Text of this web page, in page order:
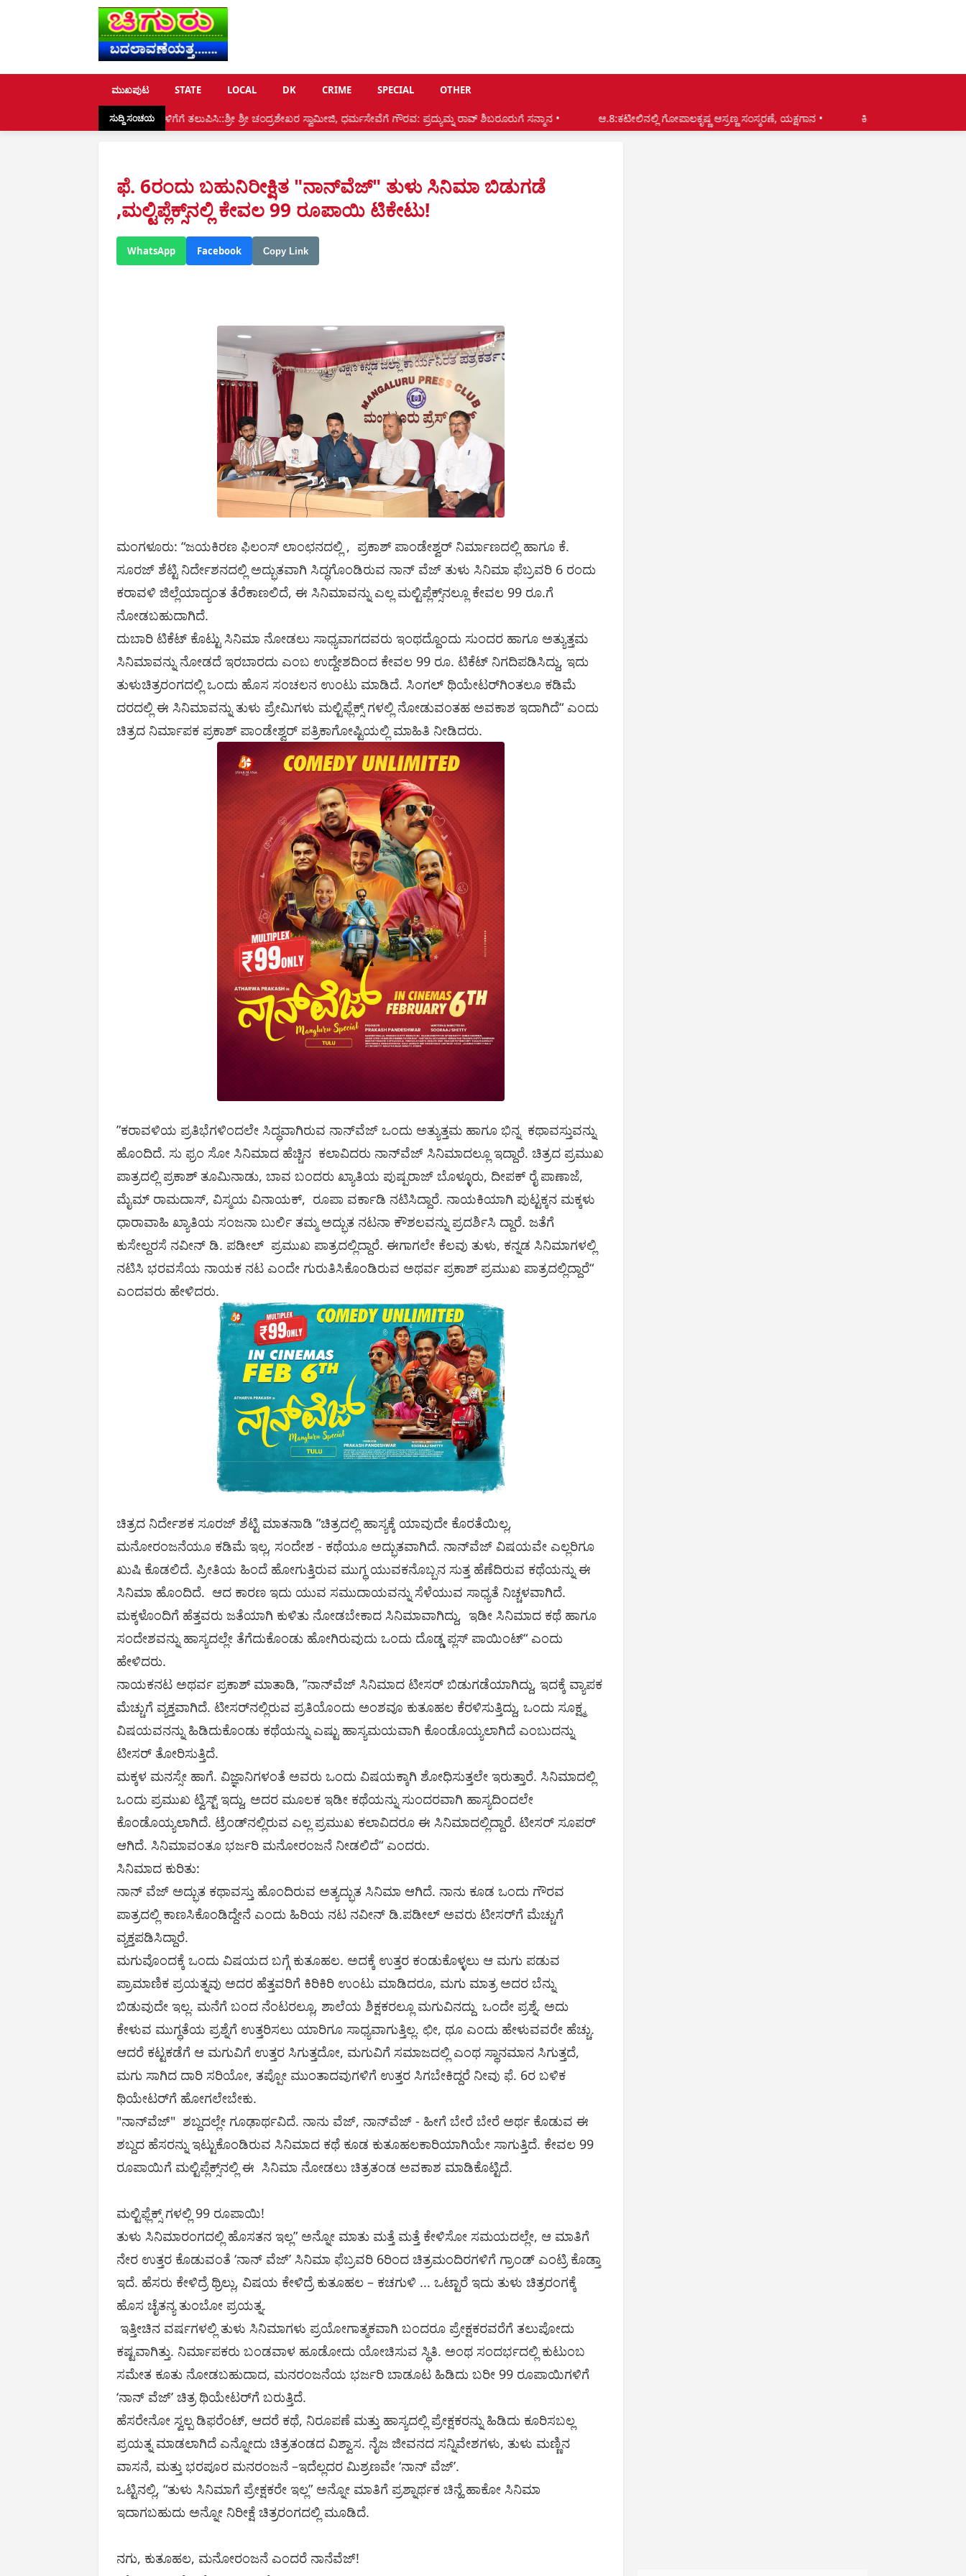
ಮುಖಪುಟ STATE LOCAL DK CRIME SPECIAL OTHER
ಸುದ್ದಿ ಸಂಚಯ
ಮುಂದಿನ ಪೀಳಿಗೆಗೆ ತಲುಪಿಸಿ::ಶ್ರೀ ಶ್ರೀ ಚಂದ್ರಶೇಖರ ಸ್ವಾಮೀಜಿ, ಧರ್ಮಸೇವೆಗೆ ಗೌರವ: ಪ್ರದ್ಯುಮ್ನ ರಾವ್ ಶಿಬರೂರುಗೆ ಸನ್ಮಾನ • ಆ.8:ಕಟೀಲಿನಲ್ಲಿ ಗೋಪಾಲಕೃಷ್ಣ ಆಸ್ರಣ್ಣ ಸಂಸ್ಮರಣೆ, ಯಕ್ಷಗಾನ • ಕಿನ್ನಿಗೋಳಿ ಟೆಂಪೋಪಾರ್ಕಿನ ಚಾಲಕ ಹಾಗೂ ಮಾಲಕರ
ಫೆ. 6ರಂದು ಬಹುನಿರೀಕ್ಷಿತ "ನಾನ್‌ವೆಜ್‌" ತುಳು ಸಿನಿಮಾ ಬಿಡುಗಡೆ
,ಮಲ್ಟಿಪ್ಲೆಕ್ಸ್‌ನಲ್ಲಿ ಕೇವಲ 99 ರೂಪಾಯಿ ಟಿಕೇಟು!
WhatsApp Facebook Copy Link
ಮಂಗಳೂರು: “ಜಯಕಿರಣ ಫಿಲಂಸ್ ಲಾಂಛನದಲ್ಲಿ , ಪ್ರಕಾಶ್ ಪಾಂಡೇಶ್ವರ್ ನಿರ್ಮಾಣದಲ್ಲಿ ಹಾಗೂ ಕೆ.
ಸೂರಜ್ ಶೆಟ್ಟಿ ನಿರ್ದೇಶನದಲ್ಲಿ ಅದ್ಭುತವಾಗಿ ಸಿದ್ಧಗೊಂಡಿರುವ ನಾನ್‌ ವೆಜ್ ತುಳು ಸಿನಿಮಾ ಫೆಬ್ರವರಿ 6 ರಂದು
ಕರಾವಳಿ ಜಿಲ್ಲೆಯಾದ್ಯಂತ ತೆರೆಕಾಣಲಿದೆ, ಈ ಸಿನಿಮಾವನ್ನು ಎಲ್ಲ ಮಲ್ಟಿಪ್ಲೆಕ್ಸ್‌ನಲ್ಲೂ ಕೇವಲ 99 ರೂ.ಗೆ
ನೋಡಬಹುದಾಗಿದೆ.
ದುಬಾರಿ ಟಿಕೆಟ್‌ ಕೊಟ್ಟು ಸಿನಿಮಾ ನೋಡಲು ಸಾಧ್ಯವಾಗದವರು ಇಂಥದ್ದೊಂದು ಸುಂದರ ಹಾಗೂ ಅತ್ಯುತ್ತಮ
ಸಿನಿಮಾವನ್ನು ನೋಡದೆ ಇರಬಾರದು ಎಂಬ ಉದ್ದೇಶದಿಂದ ಕೇವಲ 99 ರೂ. ಟಿಕೆಟ್‌ ನಿಗದಿಪಡಿಸಿದ್ದು, ಇದು
ತುಳುಚಿತ್ರರಂಗದಲ್ಲಿ ಒಂದು ಹೊಸ ಸಂಚಲನ ಉಂಟು ಮಾಡಿದೆ. ಸಿಂಗಲ್‌ ಥಿಯೇಟರ್‌ಗಿಂತಲೂ ಕಡಿಮೆ
ದರದಲ್ಲಿ ಈ ಸಿನಿಮಾವನ್ನು ತುಳು ಪ್ರೇಮಿಗಳು ಮಲ್ಟಿಫ್ಲೆಕ್ಸ್ ಗಳಲ್ಲಿ ನೋಡುವಂತಹ ಅವಕಾಶ ಇದಾಗಿದೆ“ ಎಂದು
ಚಿತ್ರದ ನಿರ್ಮಾಪಕ ಪ್ರಕಾಶ್ ಪಾಂಡೇಶ್ವರ್ ಪತ್ರಿಕಾಗೋಷ್ಟಿಯಲ್ಲಿ ಮಾಹಿತಿ ನೀಡಿದರು.
”ಕರಾವಳಿಯ ಪ್ರತಿಭೆಗಳಿಂದಲೇ ಸಿದ್ಧವಾಗಿರುವ ನಾನ್‌ವೆಜ್‌ ಒಂದು ಅತ್ಯುತ್ತಮ ಹಾಗೂ ಭಿನ್ನ ಕಥಾವಸ್ತುವನ್ನು
ಹೊಂದಿದೆ. ಸು ಫ್ರಂ ಸೋ ಸಿನಿಮಾದ ಹೆಚ್ಚಿನ ಕಲಾವಿದರು ನಾನ್‌ವೆಜ್‌ ಸಿನಿಮಾದಲ್ಲೂ ಇದ್ದಾರೆ. ಚಿತ್ರದ ಪ್ರಮುಖ
ಪಾತ್ರದಲ್ಲಿ ಪ್ರಕಾಶ್ ತೂಮಿನಾಡು, ಬಾವ ಬಂದರು ಖ್ಯಾತಿಯ ಪುಷ್ಪರಾಜ್ ಬೊಳ್ಳೂರು, ದೀಪಕ್‌ ರೈ ಪಾಣಾಜೆ,
ಮೈಮ್‌ ರಾಮದಾಸ್‌, ವಿಸ್ಮಯ ವಿನಾಯಕ್, ರೂಪಾ ವರ್ಕಾಡಿ ನಟಿಸಿದ್ದಾರೆ. ನಾಯಕಿಯಾಗಿ ಪುಟ್ಟಕ್ಕನ ಮಕ್ಕಳು
ಧಾರಾವಾಹಿ ಖ್ಯಾತಿಯ ಸಂಜನಾ ಬುರ್ಲಿ ತಮ್ಮ ಅದ್ಭುತ ನಟನಾ ಕೌಶಲವನ್ನು ಪ್ರದರ್ಶಿಸಿ ದ್ದಾರೆ. ಜತೆಗೆ
ಕುಸೇಲ್ದರಸೆ ನವೀನ್‌ ಡಿ. ಪಡೀಲ್‌ ಪ್ರಮುಖ ಪಾತ್ರದಲ್ಲಿದ್ದಾರೆ. ಈಗಾಗಲೇ ಕೆಲವು ತುಳು, ಕನ್ನಡ ಸಿನಿಮಾಗಳಲ್ಲಿ
ನಟಿಸಿ ಭರವಸೆಯ ನಾಯಕ ನಟ ಎಂದೇ ಗುರುತಿಸಿಕೊಂಡಿರುವ ಅಥರ್ವ ಪ್ರಕಾಶ್‌ ಪ್ರಮುಖ ಪಾತ್ರದಲ್ಲಿದ್ದಾರೆ“
ಎಂದವರು ಹೇಳಿದರು.
ಚಿತ್ರದ ನಿರ್ದೇಶಕ ಸೂರಜ್ ಶೆಟ್ಟಿ ಮಾತನಾಡಿ ”ಚಿತ್ರದಲ್ಲಿ ಹಾಸ್ಯಕ್ಕೆ ಯಾವುದೇ ಕೊರತೆಯಿಲ್ಲ,
ಮನೋರಂಜನೆಯೂ ಕಡಿಮೆ ಇಲ್ಲ, ಸಂದೇಶ - ಕಥೆಯೂ ಅದ್ಭುತವಾಗಿದೆ. ನಾನ್‌ವೆಜ್ ವಿಷಯವೇ ಎಲ್ಲರಿಗೂ
ಖುಷಿ ಕೊಡಲಿದೆ. ಪ್ರೀತಿಯ ಹಿಂದೆ ಹೋಗುತ್ತಿರುವ ಮುಗ್ಧ ಯುವಕನೊಬ್ಬನ ಸುತ್ತ ಹೆಣೆದಿರುವ ಕಥೆಯನ್ನು ಈ
ಸಿನಿಮಾ ಹೊಂದಿದೆ. ಆದ ಕಾರಣ ಇದು ಯುವ ಸಮುದಾಯವನ್ನು ಸೆಳೆಯುವ ಸಾಧ್ಯತೆ ನಿಚ್ಚಳವಾಗಿದೆ.
ಮಕ್ಕಳೊಂದಿಗೆ ಹೆತ್ತವರು ಜತೆಯಾಗಿ ಕುಳಿತು ನೋಡಬೇಕಾದ ಸಿನಿಮಾವಾಗಿದ್ದು, ಇಡೀ ಸಿನಿಮಾದ ಕಥೆ ಹಾಗೂ
ಸಂದೇಶವನ್ನು ಹಾಸ್ಯದಲ್ಲೇ ತೆಗೆದುಕೊಂಡು ಹೋಗಿರುವುದು ಒಂದು ದೊಡ್ಡ ಪ್ಲಸ್‌ ಪಾಯಿಂಟ್‌“ ಎಂದು
ಹೇಳಿದರು.
ನಾಯಕನಟ ಅಥರ್ವ ಪ್ರಕಾಶ್ ಮಾತಾಡಿ, ”ನಾನ್‌ವೆಜ್‌ ಸಿನಿಮಾದ ಟೀಸರ್‌ ಬಿಡುಗಡೆಯಾಗಿದ್ದು, ಇದಕ್ಕೆ ವ್ಯಾಪಕ
ಮೆಚ್ಚುಗೆ ವ್ಯಕ್ತವಾಗಿದೆ. ಟೀಸರ್‌ನಲ್ಲಿರುವ ಪ್ರತಿಯೊಂದು ಅಂಶವೂ ಕುತೂಹಲ ಕೆರಳಿಸುತ್ತಿದ್ದು, ಒಂದು ಸೂಕ್ಷ್ಮ
ವಿಷಯವನನ್ನು ಹಿಡಿದುಕೊಂಡು ಕಥೆಯನ್ನು ಎಷ್ಟು ಹಾಸ್ಯಮಯವಾಗಿ ಕೊಂಡೊಯ್ಯಲಾಗಿದೆ ಎಂಬುದನ್ನು
ಟೀಸರ್‌ ತೋರಿಸುತ್ತಿದೆ.
ಮಕ್ಕಳ ಮನಸ್ಸೇ ಹಾಗೆ. ವಿಜ್ಞಾನಿಗಳಂತೆ ಅವರು ಒಂದು ವಿಷಯಕ್ಕಾಗಿ ಶೋಧಿಸುತ್ತಲೇ ಇರುತ್ತಾರೆ. ಸಿನಿಮಾದಲ್ಲಿ
ಒಂದು ಪ್ರಮುಖ ಟ್ವಿಸ್ಟ್‌ ಇದ್ದು, ಅದರ ಮೂಲಕ ಇಡೀ ಕಥೆಯನ್ನು ಸುಂದರವಾಗಿ ಹಾಸ್ಯದಿಂದಲೇ
ಕೊಂಡೊಯ್ಯಲಾಗಿದೆ. ಟ್ರೆಂಡ್‌ನಲ್ಲಿರುವ ಎಲ್ಲ ಪ್ರಮುಖ ಕಲಾವಿದರೂ ಈ ಸಿನಿಮಾದಲ್ಲಿದ್ದಾರೆ. ಟೀಸರ್‌ ಸೂಪರ್‌
ಆಗಿದೆ. ಸಿನಿಮಾವಂತೂ ಭರ್ಜರಿ ಮನೋರಂಜನೆ ನೀಡಲಿದೆ“ ಎಂದರು.
ಸಿನಿಮಾದ ಕುರಿತು:
ನಾನ್ ವೆಜ್ ಅದ್ಭುತ ಕಥಾವಸ್ತು ಹೊಂದಿರುವ ಅತ್ಯದ್ಭುತ ಸಿನಿಮಾ ಆಗಿದೆ. ನಾನು ಕೂಡ ಒಂದು ಗೌರವ
ಪಾತ್ರದಲ್ಲಿ ಕಾಣಸಿಕೊಂಡಿದ್ದೇನೆ ಎಂದು ಹಿರಿಯ ನಟ ನವೀನ್‌ ಡಿ.ಪಡೀಲ್‌ ಅವರು ಟೀಸರ್‌ಗೆ ಮೆಚ್ಚುಗೆ
ವ್ಯಕ್ತಪಡಿಸಿದ್ದಾರೆ.
ಮಗುವೊಂದಕ್ಕೆ ಒಂದು ವಿಷಯದ ಬಗ್ಗೆ ಕುತೂಹಲ. ಅದಕ್ಕೆ ಉತ್ತರ ಕಂಡುಕೊಳ್ಳಲು ಆ ಮಗು ಪಡುವ
ಪ್ರಾಮಾಣಿಕ ಪ್ರಯತ್ನವು ಅದರ ಹೆತ್ತವರಿಗೆ ಕಿರಿಕಿರಿ ಉಂಟು ಮಾಡಿದರೂ, ಮಗು ಮಾತ್ರ ಅದರ ಬೆನ್ನು
ಬಿಡುವುದೇ ಇಲ್ಲ. ಮನೆಗೆ ಬಂದ ನೆಂಟರಲ್ಲೂ, ಶಾಲೆಯ ಶಿಕ್ಷಕರಲ್ಲೂ ಮಗುವಿನದ್ದು ಒಂದೇ ಪ್ರಶ್ನೆ. ಅದು
ಕೇಳುವ ಮುಗ್ಧತೆಯ ಪ್ರಶ್ನೆಗೆ ಉತ್ತರಿಸಲು ಯಾರಿಗೂ ಸಾಧ್ಯವಾಗುತ್ತಿಲ್ಲ. ಛೀ, ಥೂ ಎಂದು ಹೇಳುವವರೇ ಹೆಚ್ಚು.
ಆದರೆ ಕಟ್ಟಕಡೆಗೆ ಆ ಮಗುವಿಗೆ ಉತ್ತರ ಸಿಗುತ್ತದೋ, ಮಗುವಿಗೆ ಸಮಾಜದಲ್ಲಿ ಎಂಥ ಸ್ಥಾನಮಾನ ಸಿಗುತ್ತದೆ,
ಮಗು ಸಾಗಿದ ದಾರಿ ಸರಿಯೋ, ತಪ್ಪೋ ಮುಂತಾದವುಗಳಿಗೆ ಉತ್ತರ ಸಿಗಬೇಕಿದ್ದರೆ ನೀವು ಫೆ. 6ರ ಬಳಿಕ
ಥಿಯೇಟರ್‌ಗೆ ಹೋಗಲೇಬೇಕು.
"ನಾನ್‌ವೆಜ್‌" ಶಬ್ದದಲ್ಲೇ ಗೂಢಾರ್ಥವಿದೆ. ನಾನು ವೆಜ್‌, ನಾನ್‌ವೆಜ್‌ - ಹೀಗೆ ಬೇರೆ ಬೇರೆ ಅರ್ಥ ಕೊಡುವ ಈ
ಶಬ್ದದ ಹೆಸರನ್ನು ಇಟ್ಟುಕೊಂಡಿರುವ ಸಿನಿಮಾದ ಕಥೆ ಕೂಡ ಕುತೂಹಲಕಾರಿಯಾಗಿಯೇ ಸಾಗುತ್ತಿದೆ. ಕೇವಲ 99
ರೂಪಾಯಿಗೆ ಮಲ್ಟಿಪ್ಲೆಕ್ಸ್‌ನಲ್ಲಿ ಈ ಸಿನಿಮಾ ನೋಡಲು ಚಿತ್ರತಂಡ ಅವಕಾಶ ಮಾಡಿಕೊಟ್ಟಿದೆ.
ಮಲ್ಟಿಫ್ಲೆಕ್ಸ್ ಗಳಲ್ಲಿ 99 ರೂಪಾಯಿ!
ತುಳು ಸಿನಿಮಾರಂಗದಲ್ಲಿ ಹೊಸತನ ಇಲ್ಲ” ಅನ್ನೋ ಮಾತು ಮತ್ತೆ ಮತ್ತೆ ಕೇಳಿಸೋ ಸಮಯದಲ್ಲೇ, ಆ ಮಾತಿಗೆ
ನೇರ ಉತ್ತರ ಕೊಡುವಂತೆ ‘ನಾನ್ ವೆಜ್’ ಸಿನಿಮಾ ಫೆಬ್ರವರಿ 6ರಿಂದ ಚಿತ್ರಮಂದಿರಗಳಿಗೆ ಗ್ರಾಂಡ್ ಎಂಟ್ರಿ ಕೊಡ್ತಾ
ಇದೆ. ಹೆಸರು ಕೇಳಿದ್ರೆ ಥ್ರಿಲ್ಲು, ವಿಷಯ ಕೇಳಿದ್ರೆ ಕುತೂಹಲ – ಕಚಗುಳಿ ... ಒಟ್ಟಾರೆ ಇದು ತುಳು ಚಿತ್ರರಂಗಕ್ಕೆ
ಹೊಸ ಚೈತನ್ಯ ತುಂಬೋ ಪ್ರಯತ್ನ.
ಇತ್ತೀಚಿನ ವರ್ಷಗಳಲ್ಲಿ ತುಳು ಸಿನಿಮಾಗಳು ಪ್ರಯೋಗಾತ್ಮಕವಾಗಿ ಬಂದರೂ ಪ್ರೇಕ್ಷಕರವರೆಗೆ ತಲುಪೋದು
ಕಷ್ಟವಾಗಿತ್ತು. ನಿರ್ಮಾಪಕರು ಬಂಡವಾಳ ಹೂಡೋದು ಯೋಚಿಸುವ ಸ್ಥಿತಿ. ಅಂಥ ಸಂದರ್ಭದಲ್ಲಿ ಕುಟುಂಬ
ಸಮೇತ ಕೂತು ನೋಡಬಹುದಾದ, ಮನರಂಜನೆಯ ಭರ್ಜರಿ ಬಾಡೂಟ ಹಿಡಿದು ಬರೀ 99 ರೂಪಾಯಿಗಳಿಗೆ
‘ನಾನ್ ವೆಜ್’ ಚಿತ್ರ ಥಿಯೇಟರ್‌ಗೆ ಬರುತ್ತಿದೆ.
ಹೆಸರೇನೋ ಸ್ವಲ್ಪ ಡಿಫರೆಂಟ್‌, ಆದರೆ ಕಥೆ, ನಿರೂಪಣೆ ಮತ್ತು ಹಾಸ್ಯದಲ್ಲಿ ಪ್ರೇಕ್ಷಕರನ್ನು ಹಿಡಿದು ಕೂರಿಸಬಲ್ಲ
ಪ್ರಯತ್ನ ಮಾಡಲಾಗಿದೆ ಎನ್ನೋದು ಚಿತ್ರತಂಡದ ವಿಶ್ವಾಸ. ನೈಜ ಜೀವನದ ಸನ್ನಿವೇಶಗಳು, ತುಳು ಮಣ್ಣಿನ
ವಾಸನೆ, ಮತ್ತು ಭರಪೂರ ಮನರಂಜನೆ –ಇದೆಲ್ಲದರ ಮಿಶ್ರಣವೇ ‘ನಾನ್ ವೆಜ್’.
ಒಟ್ಟಿನಲ್ಲಿ, “ತುಳು ಸಿನಿಮಾಗೆ ಪ್ರೇಕ್ಷಕರೇ ಇಲ್ಲ” ಅನ್ನೋ ಮಾತಿಗೆ ಪ್ರಶ್ನಾರ್ಥಕ ಚಿನ್ಹೆ ಹಾಕೋ ಸಿನಿಮಾ
ಇದಾಗಬಹುದು ಅನ್ನೋ ನಿರೀಕ್ಷೆ ಚಿತ್ರರಂಗದಲ್ಲಿ ಮೂಡಿದೆ.
ನಗು, ಕುತೂಹಲ, ಮನೋರಂಜನೆ ಎಂದರೆ ನಾನೆವೆಜ್‌!